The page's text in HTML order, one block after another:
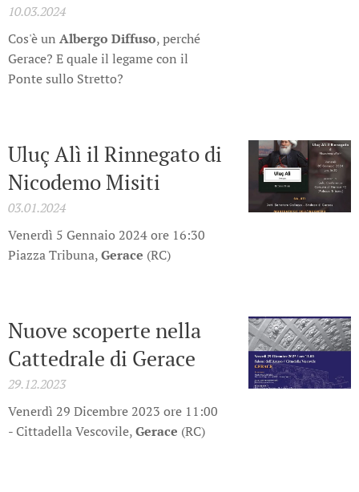
10.03.2024
Cos'è un Albergo Diffuso, perché
Gerace? E quale il legame con il
Ponte sullo Stretto?
Uluç Alì il Rinnegato di
Nicodemo Misiti
03.01.2024
Venerdì 5 Gennaio 2024 ore 16:30
Piazza Tribuna,Gerace (RC)
Nuove scoperte nella
Cattedrale di Gerace
29.12.2023
Venerdì 29 Dicembre 2023 ore 11:00
- Cittadella Vescovile,Gerace (RC)